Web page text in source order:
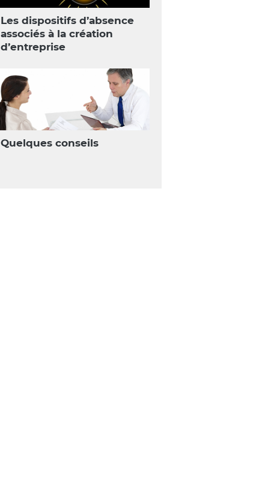
Les dispositifs d’absence
associés à la création
d’entreprise
Quelques conseils